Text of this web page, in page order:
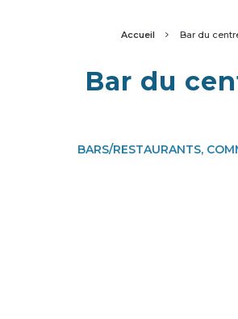
Accueil Bar du
Bar du
BARS/RESTAURANTS,